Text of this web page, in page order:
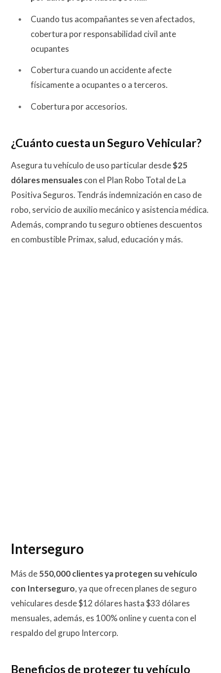
Cuando tus acompañantes se ven afectados,
cobertura por responsabilidad civil ante
ocupantes
Cobertura cuando un accidente afecte
físicamente a ocupantes o a terceros.
Cobertura por accesorios.
¿Cuánto cuesta un Seguro Vehicular?
Asegura tu vehículo de uso particular desde$25
dólares mensualescon el Plan Robo Total de La
Positiva Seguros. Tendrás indemnización en caso de
robo, servicio de auxilio mecánico y asistencia médica.
Además, comprando tu seguro obtienes descuentos
en combustible Primax, salud, educación y más.
Interseguro
Más de550,000 clientes ya protegen su vehículo
con Interseguro, ya que ofrecen planes de seguro
vehiculares desde $12 dólares hasta $33 dólares
mensuales, además, es 100% online y cuenta con el
respaldo del grupo Intercorp.
Beneficios de proteger tu vehículo